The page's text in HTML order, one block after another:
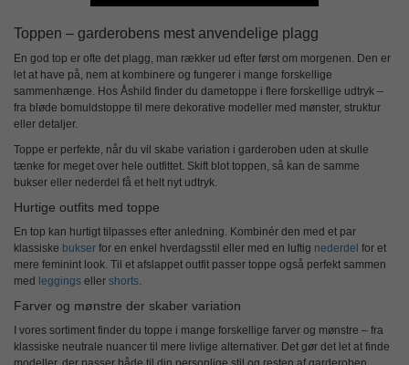
Toppen – garderobens mest anvendelige plagg
En god top er ofte det plagg, man rækker ud efter først om morgenen. Den er
let at have på, nem at kombinere og fungerer i mange forskellige
sammenhænge. Hos Åshild finder du dametoppe i flere forskellige udtryk –
fra bløde bomuldstoppe til mere dekorative modeller med mønster, struktur
eller detaljer.
Toppe er perfekte, når du vil skabe variation i garderoben uden at skulle
tænke for meget over hele outfittet. Skift blot toppen, så kan de samme
bukser eller nederdel få et helt nyt udtryk.
Hurtige outfits med toppe
En top kan hurtigt tilpasses efter anledning. Kombinér den med et par
klassiske bukser for en enkel hverdagsstil eller med en luftig nederdel for et
mere feminint look. Til et afslappet outfit passer toppe også perfekt sammen
med leggings eller shorts.
Farver og mønstre der skaber variation
I vores sortiment finder du toppe i mange forskellige farver og mønstre – fra
klassiske neutrale nuancer til mere livlige alternativer. Det gør det let at finde